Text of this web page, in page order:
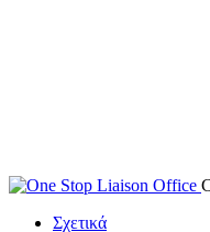
Σχετικά